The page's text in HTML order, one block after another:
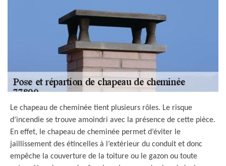
Le chapeau de cheminée tient plusieurs rôles. Le risque
d’incendie se trouve amoindri avec la présence de cette pièce.
En effet, le chapeau de cheminée permet d’éviter le
jaillissement des étincelles à l’extérieur du conduit et donc
empêche la couverture de la toiture ou le gazon ou toute